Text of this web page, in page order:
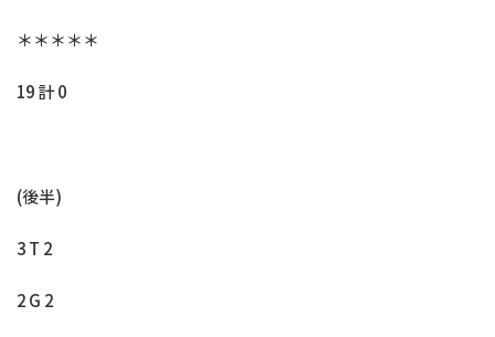
＊＊＊＊＊
19 計 0
(後半)
3 T 2
2 G 2